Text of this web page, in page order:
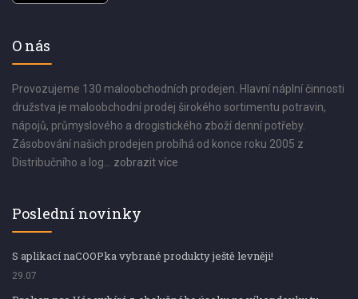
O nás
Provozujeme 130 maloobchodních prodejen. Hlavní náplní činnosti
družstva je maloobchodní prodej širokého sortimentu potravin,
nápojů, průmyslového a drogistického zboží denní potřeby.
Zásobování našich prodejen probíhá od konce roku 2005 z
Distribučního a log... zobrazit více
Poslední novinky
S aplikací naCOOPka vybrané produkty ještě levněji!
29.07